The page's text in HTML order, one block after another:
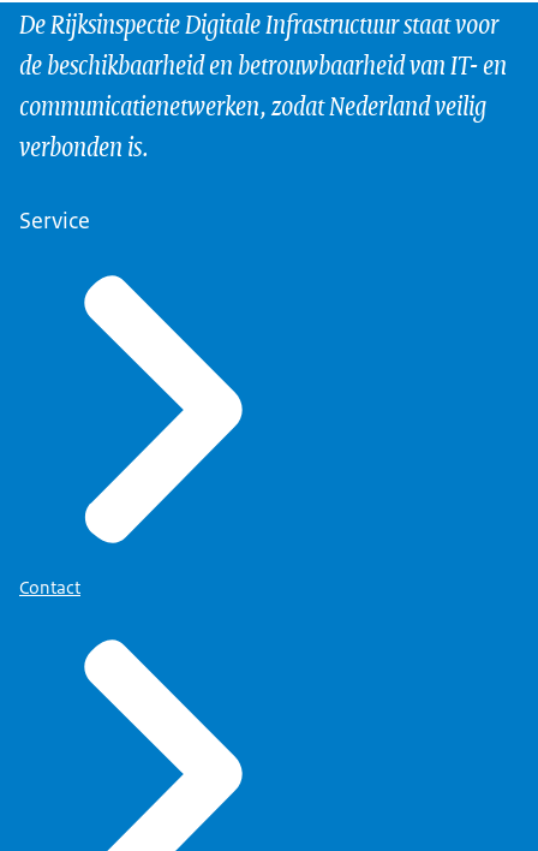
De Rijksinspectie Digitale Infrastructuur staat voor
de beschikbaarheid en betrouwbaarheid van IT- en
communicatienetwerken, zodat Nederland veilig
verbonden is.
Service
Contact